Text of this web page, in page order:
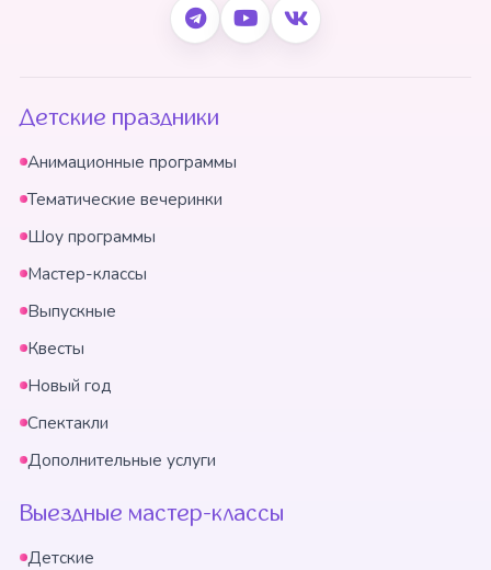
Детские праздники
Анимационные программы
Тематические вечеринки
Шоу программы
Мастер-классы
Выпускные
Квесты
Новый год
Спектакли
Дополнительные услуги
Выездные мастер-классы
Детские